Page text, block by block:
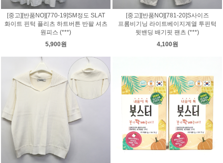
[중고][반품NO][770-19]SM정도 SLAT
화이트 핀턱 플리츠 하트버튼 반팔 셔츠
원피스 (***)
5,900원
[중고][반품NO][781-20]S사이즈
프롬비기닝 라이트베이지계열 투핀턱
뒷밴딩 배기핏 팬츠 (***)
4,100원